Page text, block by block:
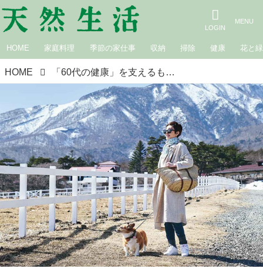
HOME 家庭料理 季節の家仕事 収納 掃除 健康 花と緑
HOME 「60代の健康」を支えるもの3つ。発酵食品や睡眠アプリを取り入れていつまでも“美しく元気な体”に／美容家・吉川千明さん